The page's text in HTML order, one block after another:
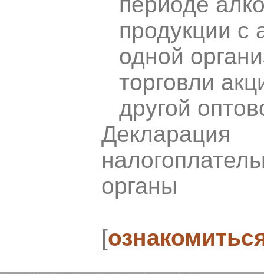
продукции с
одной
торговли
другой
Декларация
органы
[